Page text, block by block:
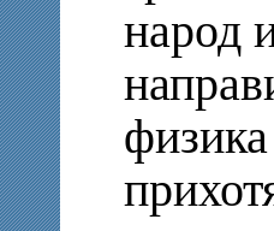
народ